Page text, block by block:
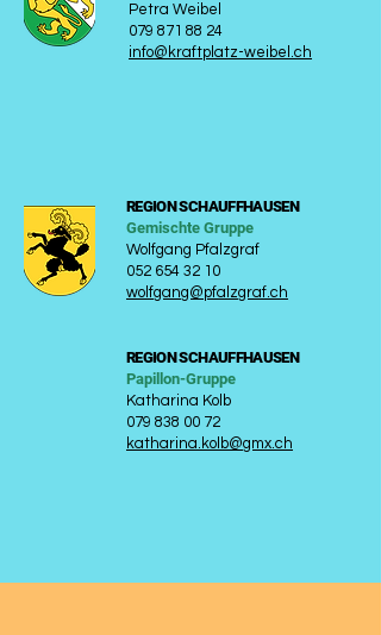
Petra Weibel
079 871 88 24
info@kraftplatz-weibel.ch
REGION SCHAUFFHAUSEN
Gemischte Gruppe
Wolfgang Pfalzgraf
052 654 32 10
wolfgang@pfalzgraf.ch
REGION SCHAUFFHAUSEN
Papillon-Gruppe
Katharina Kolb
079 838 00 72
katharina.kolb@gmx.ch